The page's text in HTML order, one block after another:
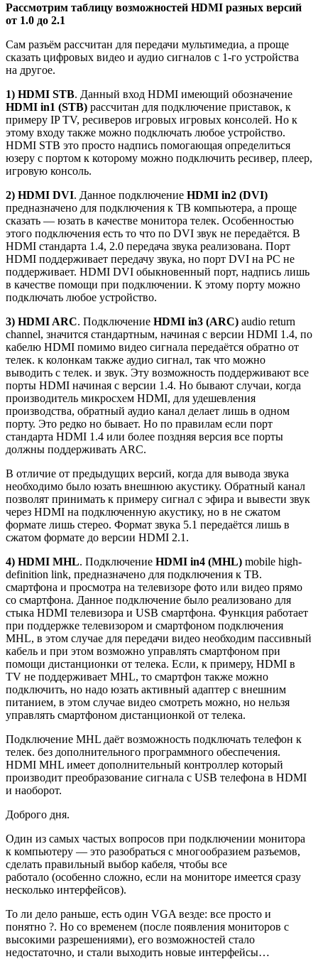
Рассмотрим таблицу возможностей HDMI разных версий
от 1.0 до 2.1
Сам разъём рассчитан для передачи мультимедиа, а проще
сказать цифровых видео и аудио сигналов с 1-го устройства
на другое.
1) HDMI STB. Данный вход HDMI имеющий обозначение
HDMI in1 (STB) рассчитан для подключение приставок, к
примеру IP TV, ресиверов игровых игровых консолей. Но к
этому входу также можно подключать любое устройство.
HDMI STB это просто надпись помогающая определиться
юзеру с портом к которому можно подключить ресивер, плеер,
игровую консоль.
2) HDMI DVI. Данное подключение HDMI in2 (DVI)
предназначено для подключения к ТВ компьютера, а проще
сказать — юзать в качестве монитора телек. Особенностью
этого подключения есть то что по DVI звук не передаётся. В
HDMI стандарта 1.4, 2.0 передача звука реализована. Порт
HDMI поддерживает передачу звука, но порт DVI на PC не
поддерживает. HDMI DVI обыкновенный порт, надпись лишь
в качестве помощи при подключении. К этому порту можно
подключать любое устройство.
3) HDMI ARC. Подключение HDMI in3 (ARC) audio return
channel, значится стандартным, начиная с версии HDMI 1.4, по
кабелю HDMI помимо видео сигнала передаётся обратно от
телек. к колонкам также аудио сигнал, так что можно
выводить с телек. и звук. Эту возможность поддерживают все
порты HDMI начиная с версии 1.4. Но бывают случаи, когда
производитель микросхем HDMI, для удешевления
производства, обратный аудио канал делает лишь в одном
порту. Это редко но бывает. Но по правилам если порт
стандарта HDMI 1.4 или более поздняя версия все порты
должны поддерживать ARC.
В отличие от предыдущих версий, когда для вывода звука
необходимо было юзать внешнюю акустику. Обратный канал
позволят принимать к примеру сигнал с эфира и вывести звук
через HDMI на подключенную акустику, но в не сжатом
формате лишь стерео. Формат звука 5.1 передаётся лишь в
сжатом формате до версии HDMI 2.1.
4) HDMI MHL. Подключение HDMI in4 (MHL) mobile high-
definition link, предназначено для подключения к ТВ.
смартфона и просмотра на телевизоре фото или видео прямо
со смартфона. Данное подключение было реализовано для
стыка HDMI телевизора и USB смартфона. Функция работает
при поддержке телевизором и смартфоном подключения
MHL, в этом случае для передачи видео необходим пассивный
кабель и при этом возможно управлять смартфоном при
помощи дистанционки от телека. Если, к примеру, HDMI в
TV не поддерживает MHL, то смартфон также можно
подключить, но надо юзать активный адаптер с внешним
питанием, в этом случае видео смотреть можно, но нельзя
управлять смартфоном дистанционкой от телека.
Подключение MHL даёт возможность подключать телефон к
телек. без дополнительного программного обеспечения.
HDMI MHL имеет дополнительный контроллер который
производит преобразование сигнала с USB телефона в HDMI
и наоборот.
Доброго дня.
Один из самых частых вопросов при подключении монитора
к компьютеру — это разобраться с многообразием разъемов,
сделать правильный выбор кабеля, чтобы все
работало (особенно сложно, если на мониторе имеется сразу
несколько интерфейсов).
То ли дело раньше, есть один VGA везде: все просто и
понятно ?. Но со временем (после появления мониторов с
высокими разрешениями), его возможностей стало
недостаточно, и стали выходить новые интерфейсы…